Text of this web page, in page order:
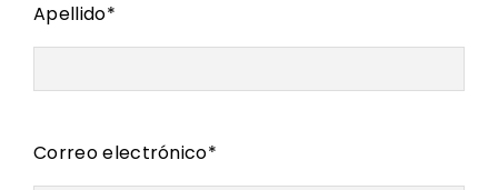
Apellido*
Correo electrónico*